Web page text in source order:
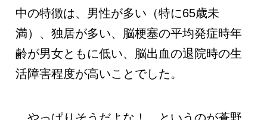
中の特徴は、男性が多い（特に65歳未
満）、独居が多い、脳梗塞の平均発症時年
齢が男女ともに低い、脳出血の退院時の生
活障害程度が高いことでした。